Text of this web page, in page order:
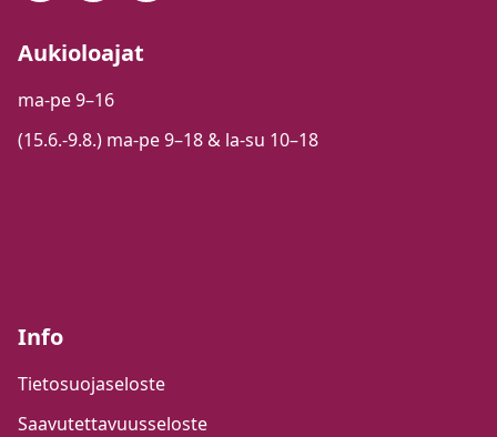
Aukioloajat
ma-pe 9–16
(15.6.-9.8.) ma-pe 9–18 & la-su 10–18
Info
Tietosuojaseloste
Saavutettavuusseloste